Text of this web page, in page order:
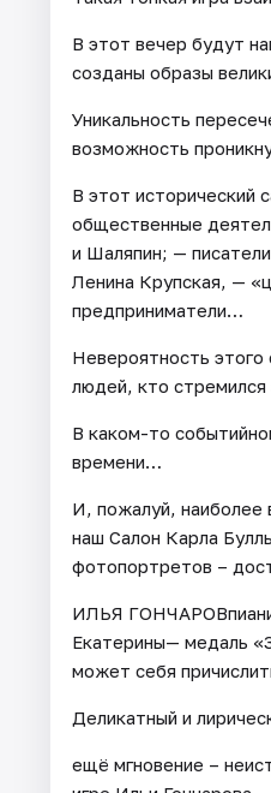
В этот вечер будут
созданы образы
Уникальность
возможность
В этот исторический
общественные
и Шаляпин; —
Ленина Крупская, —
предприниматели…
Невероятность этого
людей, кто стремился
В каком-то
времени…
И, пожалуй, наиболее
наш Салон Карла
фотопортретов –
ИЛЬЯ
Екатерины— медаль
может себя
Деликатный и
ещё мгновение –